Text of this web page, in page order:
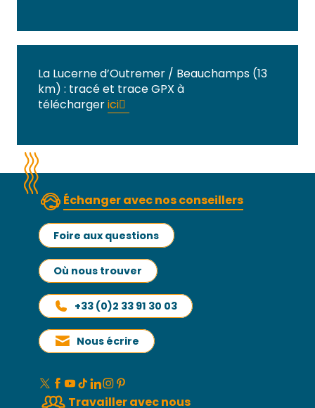
La Lucerne d’Outremer / Beauchamps (13
km) : tracé et trace GPX à
téléchargerici
Échanger avec nos conseillers
Foire aux questions
Où nous trouver
+33 (0)2 33 91 30 03
Nous écrire
Travailler avec nous